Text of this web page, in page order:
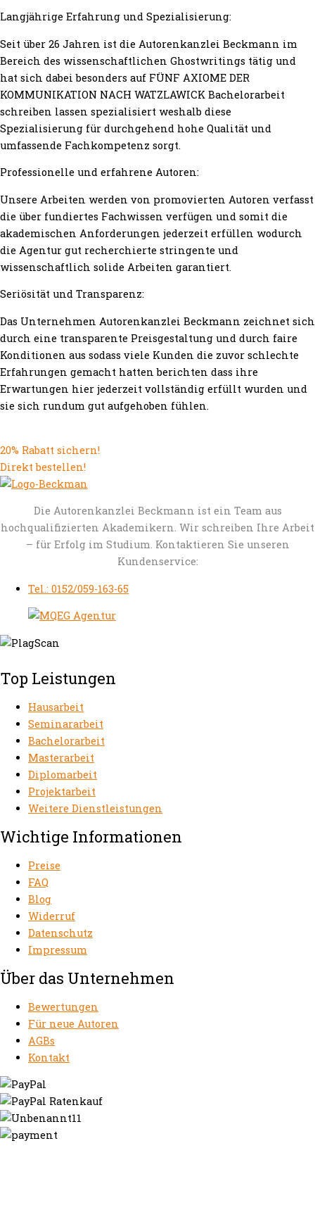
Langjährige Erfahrung und Spezialisierung:
Seit über 26 Jahren ist die Autorenkanzlei Beckmann im
Bereich des wissenschaftlichen Ghostwritings tätig und
hat sich dabei besonders auf FÜNF AXIOME DER
KOMMUNIKATION NACH WATZLAWICK Bachelorarbeit
schreiben lassen spezialisiert weshalb diese
Spezialisierung für durchgehend hohe Qualität und
umfassende Fachkompetenz sorgt.
Professionelle und erfahrene Autoren:
Unsere Arbeiten werden von promovierten Autoren verfasst
die über fundiertes Fachwissen verfügen und somit die
akademischen Anforderungen jederzeit erfüllen wodurch
die Agentur gut recherchierte stringente und
wissenschaftlich solide Arbeiten garantiert.
Seriösität und Transparenz:
Das Unternehmen Autorenkanzlei Beckmann zeichnet sich
durch eine transparente Preisgestaltung und durch faire
Konditionen aus sodass viele Kunden die zuvor schlechte
Erfahrungen gemacht hatten berichten dass ihre
Erwartungen hier jederzeit vollständig erfüllt wurden und
sie sich rundum gut aufgehoben fühlen.
20% Rabatt sichern!
Direkt bestellen!
Die Autorenkanzlei Beckmann ist ein Team aus
hochqualifizierten Akademikern. Wir schreiben Ihre Arbeit
– für Erfolg im Studium. Kontaktieren Sie unseren
Kundenservice:
Tel.: 0152/059-163-65
Top Leistungen
Hausarbeit
Seminararbeit
Bachelorarbeit
Masterarbeit
Diplomarbeit
Projektarbeit
Weitere Dienstleistungen
Wichtige Informationen
Preise
FAQ
Blog
Widerruf
Datenschutz
Impressum
Über das Unternehmen
Bewertungen
Für neue Autoren
AGBs
Kontakt